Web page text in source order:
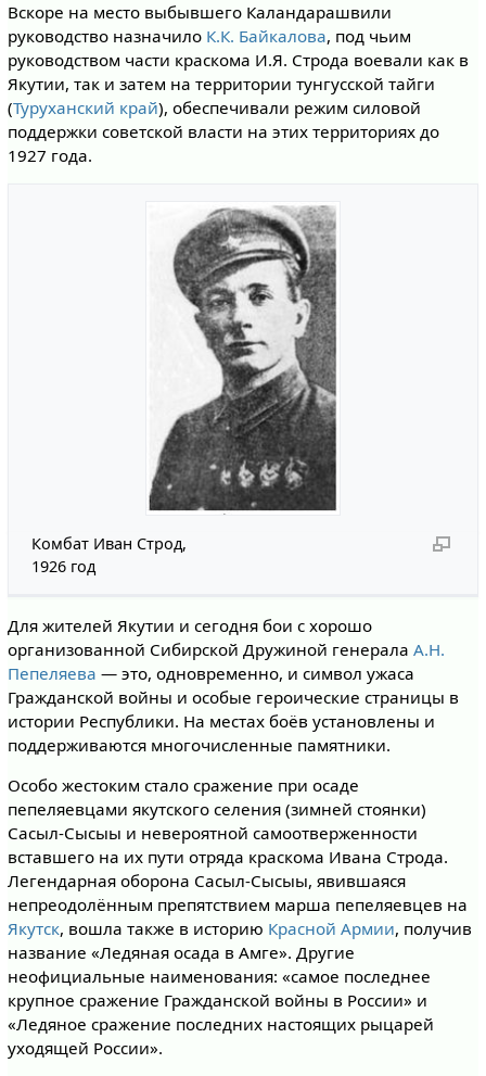
Вскоре на место выбывшего Каландарашвили
руководство назначило К.К. Байкалова, под чьим
руководством части краскома И.Я. Строда воевали как в
Якутии, так и затем на территории тунгусской тайги
(Туруханский край), обеспечивали режим силовой
поддержки советской власти на этих территориях до
1927 года.
Комбат Иван Строд,
1926 год
Для жителей Якутии и сегодня бои с хорошо
организованной Сибирской Дружиной генерала А.Н.
Пепеляева — это, одновременно, и символ ужаса
Гражданской войны и особые героические страницы в
истории Республики. На местах боёв установлены и
поддерживаются многочисленные памятники.
Особо жестоким стало сражение при осаде
пепеляевцами якутского селения (зимней стоянки)
Сасыл-Сысыы и невероятной самоотверженности
вставшего на их пути отряда краскома Ивана Строда.
Легендарная оборона Сасыл-Сысыы, явившаяся
непреодолённым препятствием марша пепеляевцев на
Якутск, вошла также в историю Красной Армии, получив
название «Ледяная осада в Амге». Другие
неофициальные наименования: «самое последнее
крупное сражение Гражданской войны в России» и
«Ледяное сражение последних настоящих рыцарей
уходящей России».